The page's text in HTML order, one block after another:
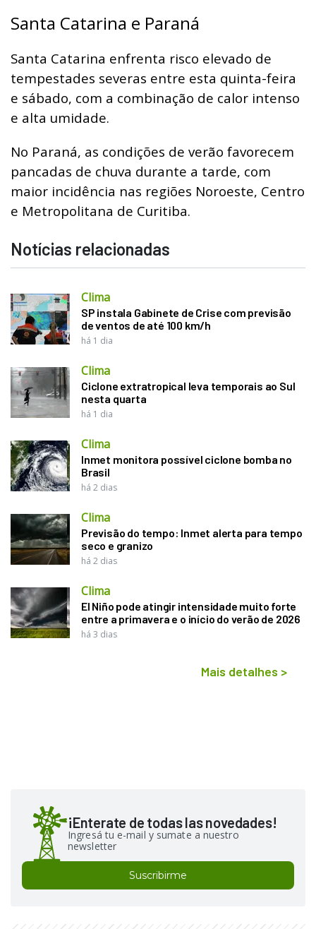
Santa Catarina e Paraná
Santa Catarina enfrenta risco elevado de
tempestades severas entre esta quinta-feira
e sábado, com a combinação de calor intenso
e alta umidade.
No Paraná, as condições de verão favorecem
pancadas de chuva durante a tarde, com
maior incidência nas regiões Noroeste, Centro
e Metropolitana de Curitiba.
Notícias relacionadas
Clima
SP instala Gabinete de Crise com previsão
de ventos de até 100 km/h
há 1 dia
Clima
Ciclone extratropical leva temporais ao Sul
nesta quarta
há 1 dia
Clima
Inmet monitora possível ciclone bomba no
Brasil
há 2 dias
Clima
Previsão do tempo: Inmet alerta para tempo
seco e granizo
há 2 dias
Clima
El Niño pode atingir intensidade muito forte
entre a primavera e o início do verão de 2026
há 3 dias
Mais detalhes >
¡Enterate de todas las novedades!
Ingresá tu e-mail y sumate a nuestro
newsletter
Suscribirme